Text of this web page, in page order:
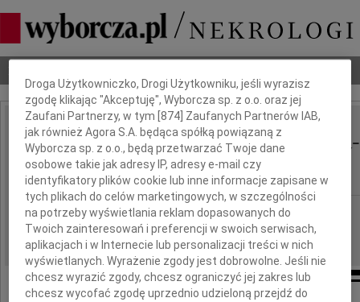
IMIĘ I NAZWISKO:
Krzesława Maliszewska-
Mazurkiewicz
REGION: Wrocław
DATA EMISJI: 09.11.2018
Dbamy o Twoją prywatność
Droga Użytkowniczko, Drogi Użytkowniku, jeśli wyrazisz
zgodę klikając "Akceptuję", Wyborcza sp. z o.o. oraz jej
Zaufani Partnerzy, w tym [874 ] Zaufanych Partnerów IAB,
jak również Agora S.A. będąca spółką powiązaną z
Wyborcza sp. z o.o., będą przetwarzać Twoje dane
osobowe takie jak adresy IP, adresy e-mail czy
identyfikatory plików cookie lub inne informacje zapisane w
tych plikach do celów marketingowych, w szczególności
na potrzeby wyświetlania reklam dopasowanych do
Twoich zainteresowań i preferencji w swoich serwisach,
aplikacjach i w Internecie lub personalizacji treści w nich
wyświetlanych. Wyrażenie zgody jest dobrowolne. Jeśli nie
chcesz wyrazić zgody, chcesz ograniczyć jej zakres lub
chcesz wycofać zgodę uprzednio udzieloną przejdź do